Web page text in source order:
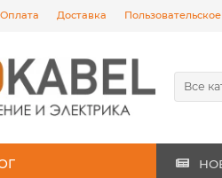
Оплата Доставка
Все